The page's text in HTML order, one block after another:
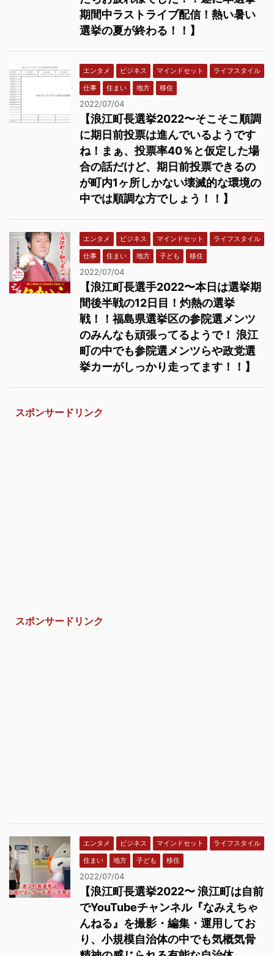
期間中ラストライブ配信！熱い暑い
選挙の夏が終わる！！】
エンタメ ビジネス マインドセット
ライフスタイル
仕事
住まい 地方 移住
2022/07/04
【浪江町長選挙2022〜そこそこ順調
に期日前投票は進んでいるようです
ね！まぁ、投票率40％と仮定した場
合の話だけど、期日前投票できるの
が町内1ヶ所しかない壊滅的な環境の
中では順調な方でしょう！！】
エンタメ ビジネス マインドセット
ライフスタイル
仕事
住まい 地方 子ども 移住
2022/07/04
【浪江町長選手2022〜本日は選挙期
間後半戦の12日目！灼熱の選挙
戦！！福島県選挙区の参院選メンツ
のみんなも頑張ってるようで！ 浪江
町の中でも参院選メンツらや政党選
挙カーがしっかり走ってます！！】
スポンサードリンク
スポンサードリンク
エンタメ ビジネス マインドセット
ライフスタイル
住まい
地方 子ども 移住
2022/07/04
【浪江町長選挙2022〜 浪江町は自前
でYouTubeチャンネル『なみえちゃ
んねる』を撮影・編集・運用してお
り、小規模自治体の中でも気概気骨